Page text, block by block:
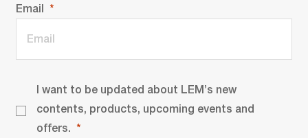
Email
I want to be updated about LEM’s new
contents, products, upcoming events and
offers.